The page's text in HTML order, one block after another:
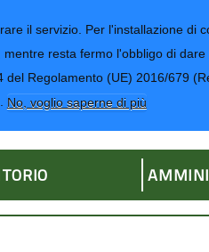
il servizio. Per l'installazione di
resta fermo l'obbligo di
Regolamento (UE) 2016/679
No, voglio saperne di più